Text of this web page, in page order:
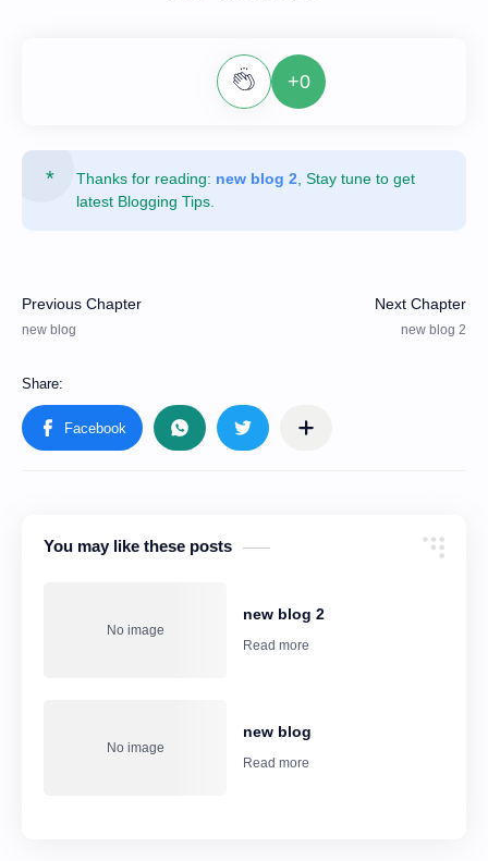
+0
Thanks for reading: new blog 2, Stay tune to get
latest Blogging Tips.
You may like these posts
new blog 2
new blog